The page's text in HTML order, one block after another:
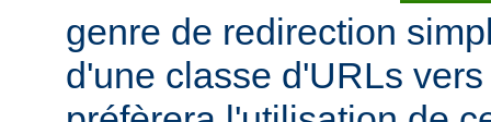
genre de redirection
d'une classe d'URLs